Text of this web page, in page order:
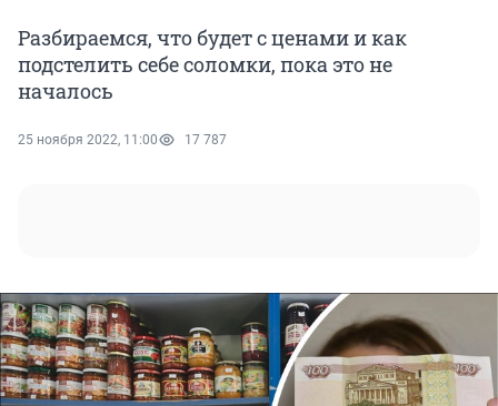
Разбираемся, что будет с ценами и как
подстелить себе соломки, пока это не
началось
25 ноября 2022, 11:00 17 787